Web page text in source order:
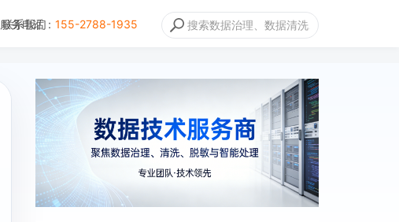
服务电话： 155-2788-1935
联系我们